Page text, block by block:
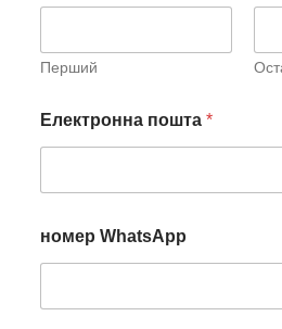
Перший
Електронна пошта *
номер WhatsApp